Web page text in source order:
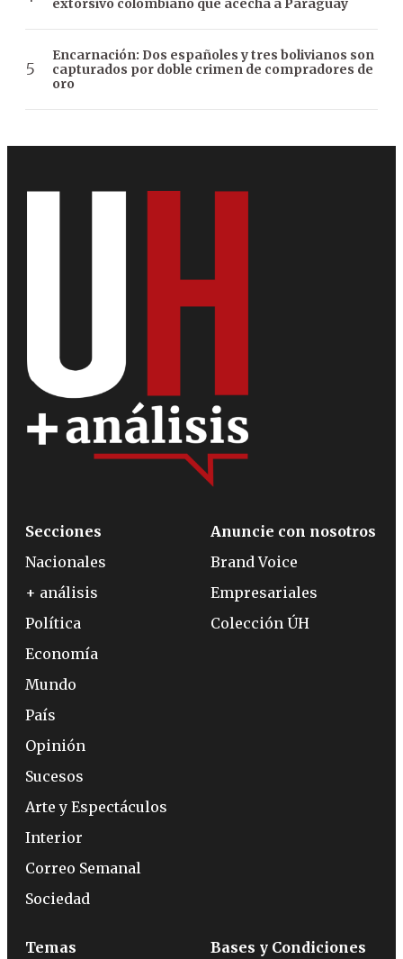
extorsivo colombiano que acecha a Paraguay
Encarnación: Dos españoles y tres bolivianos son
capturados por doble crimen de compradores de
oro
Secciones
Nacionales
+ análisis
Política
Economía
Mundo
País
Opinión
Sucesos
Arte y Espectáculos
Interior
Correo Semanal
Sociedad
Anuncie con nosotros
Brand Voice
Empresariales
Colección ÚH
Temas Bases y Condiciones